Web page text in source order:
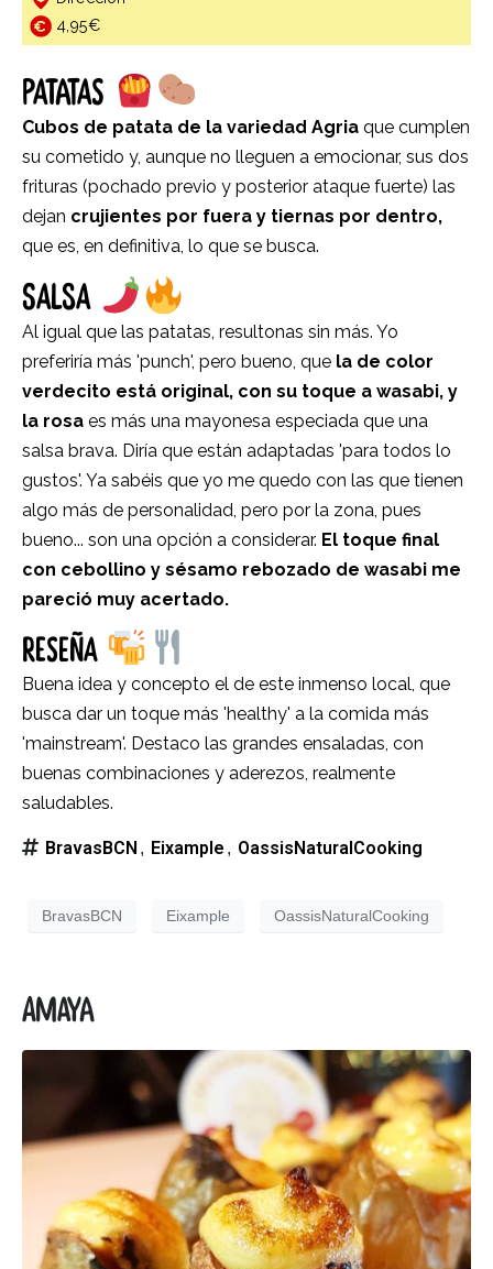
4,95€
PATATAS
Cubos de patata de la variedad Agria que cumplen
su cometido y, aunque no lleguen a emocionar, sus dos
frituras (pochado previo y posterior ataque fuerte) las
dejan crujientes por fuera y tiernas por dentro,
que es, en definitiva, lo que se busca.
SALSA
Al igual que las patatas, resultonas sin más. Yo
preferiría más 'punch', pero bueno, que la de color
verdecito está original, con su toque a wasabi, y
la rosa es más una mayonesa especiada que una
salsa brava. Diría que están adaptadas 'para todos lo
gustos'. Ya sabéis que yo me quedo con las que tienen
algo más de personalidad, pero por la zona, pues
bueno... son una opción a considerar. El toque final
con cebollino y sésamo rebozado de wasabi me
pareció muy acertado.
RESEÑA
Buena idea y concepto el de este inmenso local, que
busca dar un toque más 'healthy' a la comida más
'mainstream'. Destaco las grandes ensaladas, con
buenas combinaciones y aderezos, realmente
saludables.
BravasBCN , Eixample , OassisNaturalCooking
BravasBCN Eixample OassisNaturalCooking
Amaya